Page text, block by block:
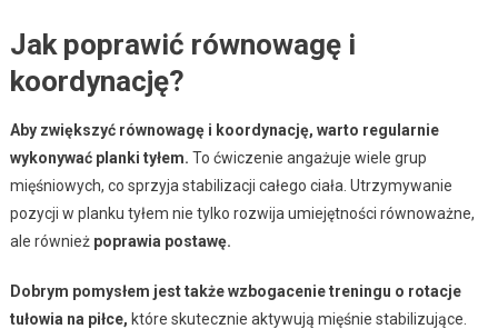
Jak poprawić równowagę i
koordynację?
Aby zwiększyć równowagę i koordynację, warto regularnie
wykonywać planki tyłem. To ćwiczenie angażuje wiele grup
mięśniowych, co sprzyja stabilizacji całego ciała. Utrzymywanie
pozycji w planku tyłem nie tylko rozwija umiejętności równoważne,
ale również poprawia postawę.
Dobrym pomysłem jest także wzbogacenie treningu o rotacje
tułowia na piłce, które skutecznie aktywują mięśnie stabilizujące.